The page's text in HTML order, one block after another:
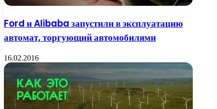
Ford и Alibaba запустили в эксплуатацию
автомат, торгующий автомобилями
16.02.2016